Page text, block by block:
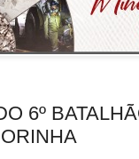
6º